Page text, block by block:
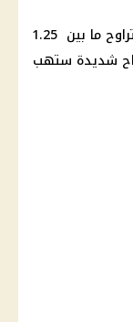
ترتفع أمواج البحرين الأحمر والأبيض بنسب تتراوح ما بين 1.25
هناكم رياح شديدة ستهب